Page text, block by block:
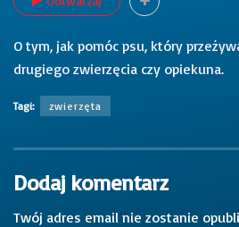
O tym, jak pomóc psu, który
drugiego zwierzęcia czy opiekuna.
Tagi: zwierzęta
Dodaj komentarz
Twój adres email nie zostanie